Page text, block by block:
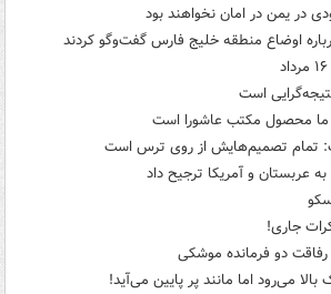
در یمن در امان نخواهند بود
اوضاع منطقه خلیج فارس گفت‌وگو کردند
است
ما محصول مکتب عاشورا است
تمام تصمیم‌هایش از روی ترس است
عربستان و آمریکا ترجیح داد
جاری!
دو فرمانده‌ موشکی
می‌رود اما مانند پر پایین می‌آید!